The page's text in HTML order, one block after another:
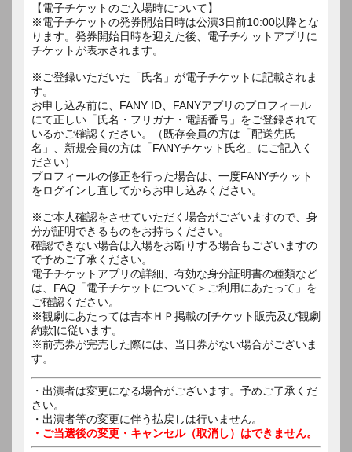
【電子チケットのご入場時について】
※電子チケットの発券開始日時は公演3日前10:00以降とな
ります。発券開始日時を迎えた後、電子チケットアプリに
チケットが表示されます。
※ご登録いただいた「氏名」が電子チケットに記載されま
す。
お申し込み前に、FANY ID、FANYアプリのプロフィール
にて正しい「氏名・フリガナ・電話番号」をご登録されて
いるかご確認ください。（既存会員の方は「配送先氏
名」、新規会員の方は「FANYチケット氏名」にご記入く
ださい）
プロフィールの修正を行った場合は、一度FANYチケット
をログインし直してからお申し込みください。
※ご本人確認をさせていただく場合がございますので、身
分が証明できるものをお持ちください。
確認できない場合は入場をお断りする場合もございますの
で予めご了承ください。
電子チケットアプリの詳細、有効な身分証明書の種類など
は、FAQ「電子チケットについて＞ご利用にあたって」を
ご確認ください。
※観劇にあたっては吉本ＨＰ掲載の[チケット販売及び観劇
約款]に従います。
※前売券が完売した際には、当日券がない場合がございま
す。
・出演者は変更になる場合がございます。予めご了承くだ
さい。
・出演者等の変更に伴う払戻しは行いません。
・ご当選後の変更・キャンセル（取消し）はできません。